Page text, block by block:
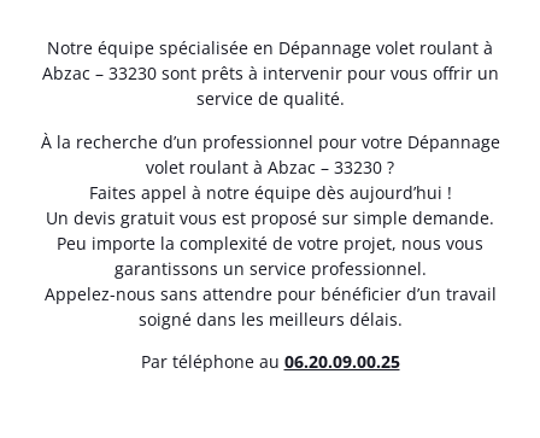
Notre équipe spécialisée en Dépannage volet roulant à
Abzac – 33230 sont prêts à intervenir pour vous offrir un
service de qualité.
À la recherche d’un professionnel pour votre Dépannage
volet roulant à Abzac – 33230 ?
Faites appel à notre équipe dès aujourd’hui !
Un devis gratuit vous est proposé sur simple demande.
Peu importe la complexité de votre projet, nous vous
garantissons un service professionnel.
Appelez-nous sans attendre pour bénéficier d’un travail
soigné dans les meilleurs délais.
Par téléphone au 06.20.09.00.25